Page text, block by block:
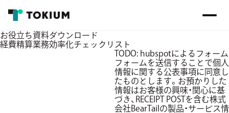
お役立ち資料ダウンロード
経費精算業務効率化チェックリスト
TODO: hubspotによるフォーム
フォームを送信することで個人
情報に関する公表事項に同意し
たものとします。お預かりした
情報はお客様の興味・関心に基
づき、RECEIPT POSTを含む株式
会社BearTailの製品・サービス情